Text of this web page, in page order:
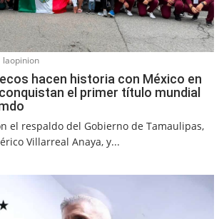
laopinion
hacen historia con México en
el primer título mundial
el respaldo del Gobierno de Tamaulipas,
Villarreal Anaya, y...